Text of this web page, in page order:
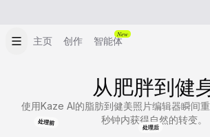
主页 创作 智能体
New
从肥胖到健
使用Kaze AI的脂肪到健美照片编辑器瞬间
秒钟内获得自然的转变。
处理前
处理后